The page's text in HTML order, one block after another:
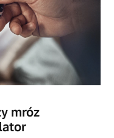
mróz